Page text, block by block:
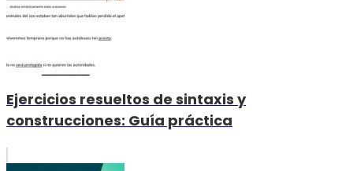
Ejercicios resueltos de sintaxis y
construcciones: Guía práctica